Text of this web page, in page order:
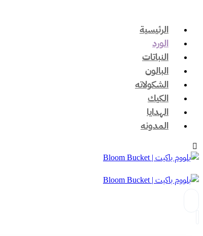
الرئيسية
الورد
النباتات
البالون
الشكولاته
الكيك
الهدايا
المدونه